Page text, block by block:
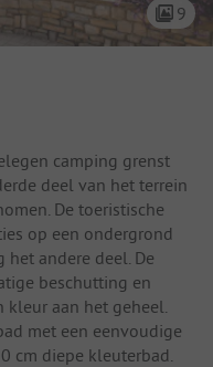
9
camping grenst
deel van het terrein
De toeristische
op een ondergrond
andere deel. De
beschutting en
aan het geheel.
met een eenvoudige
cm diepe kleuterbad.